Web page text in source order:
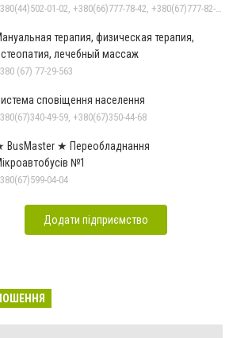
терапия, физическая терапия,
лечебный массаж
(67) 77-29-563
сповіщення населення
49-59, +380(67)350-44-68
BusMaster ★ Переобладнання
№1
04-04
Додати підприємство